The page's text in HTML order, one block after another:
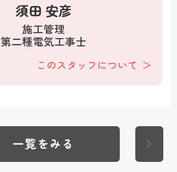
須田 安彦
施工管理
第二種電気工事士
このスタッフについて
一覧をみる